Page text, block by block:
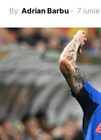
By Adrian Barbu - 7